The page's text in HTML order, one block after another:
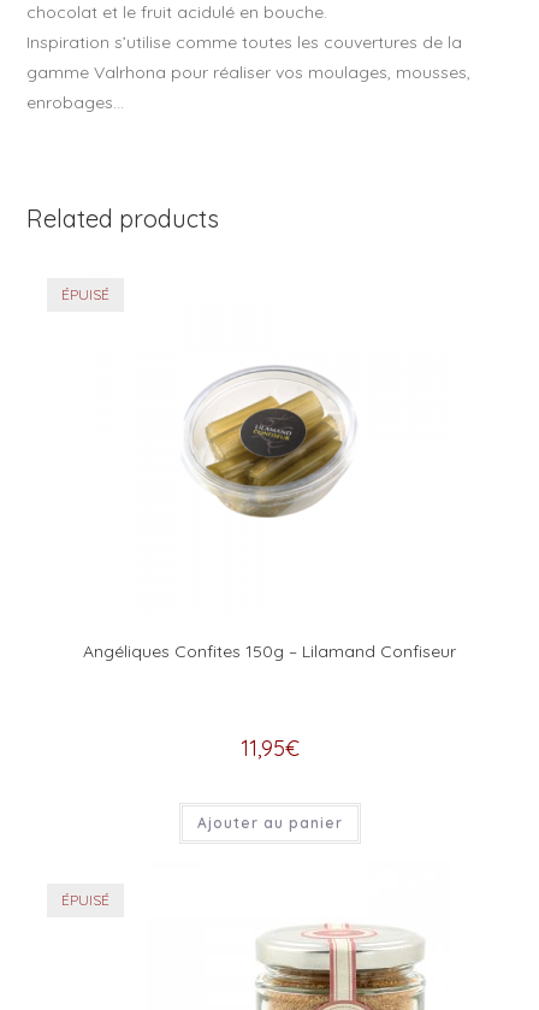
chocolat et le fruit acidulé en bouche.
Inspiration s’utilise comme toutes les couvertures de la
gamme Valrhona pour réaliser vos moulages, mousses,
enrobages…
Related products
ÉPUISÉ
Angéliques Confites 150g – Lilamand Confiseur
11,95€
Ajouter au panier
ÉPUISÉ